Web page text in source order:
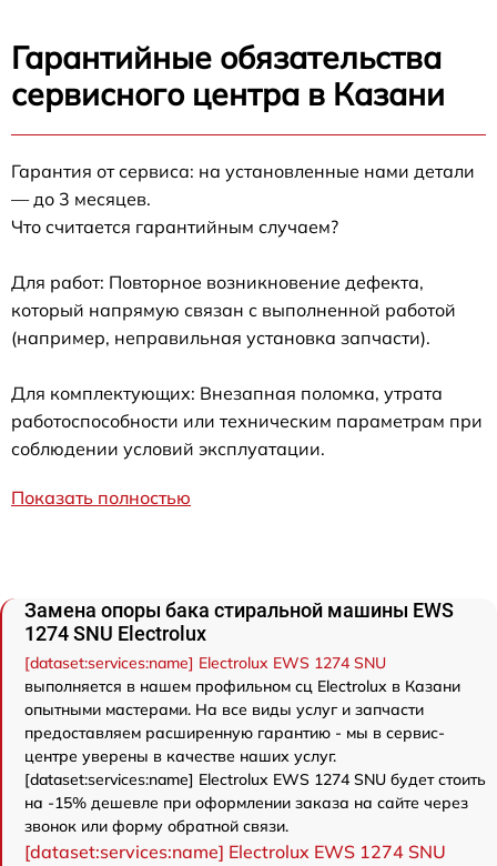
Гарантийные обязательства
сервисного центра в Казани
Гарантия от сервиса: на установленные нами детали
— до 3 месяцев.
Что считается гарантийным случаем?
Для работ: Повторное возникновение дефекта,
который напрямую связан с выполненной работой
(например, неправильная установка запчасти).
Для комплектующих: Внезапная поломка, утрата
работоспособности или техническим параметрам при
соблюдении условий эксплуатации.
Показать полностью
Замена опоры бака стиральной машины EWS
1274 SNU Electrolux
[dataset:services:name] Electrolux EWS 1274 SNU
выполняется в нашем профильном сц Electrolux в Казани
опытными мастерами. На все виды услуг и запчасти
предоставляем расширенную гарантию - мы в сервис-
центре уверены в качестве наших услуг.
[dataset:services:name] Electrolux EWS 1274 SNU будет стоить
на -15% дешевле при оформлении заказа на сайте через
звонок или форму обратной связи.
[dataset:services:name] Electrolux EWS 1274 SNU